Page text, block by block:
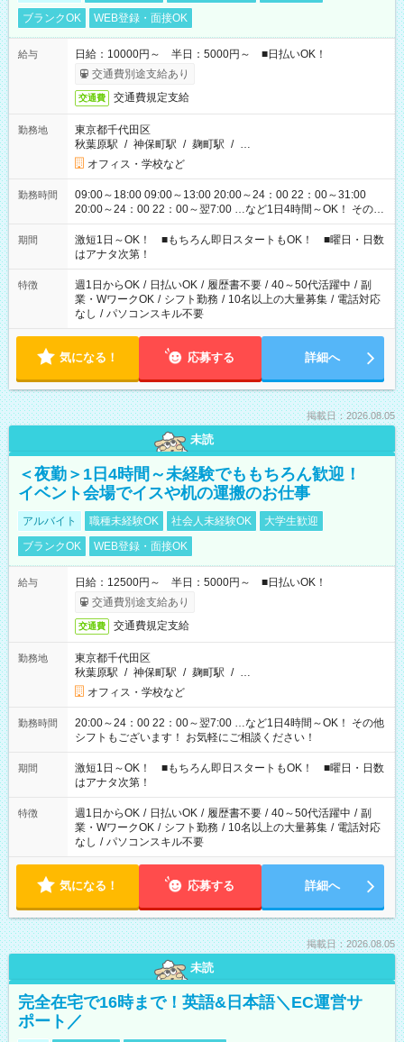
ブランクOK
WEB登録・面接OK
給与
日給：10000円～ 半日：5000円～ ■日払いOK！
交通費別途支給あり
交通費 交通費規定支給
勤務地
東京都千代田区
秋葉原駅 / 神保町駅 / 麹町駅 / …
オフィス・学校など
勤務時間
09:00～18:00 09:00～13:00 20:00～24：00 22：00～31:00
20:00～24：00 22：00～翌7:00 …など1日4時間～OK！ その他
シフトもございます！ お気軽にご相談ください！
期間
激短1日～OK！ ■もちろん即日スタートもOK！ ■曜日・日数
はアナタ次第！
特徴 週1日からOK / 日払いOK / 履歴書不要 / 40～50代活躍中 / 副
業・WワークOK / シフト勤務 / 10名以上の大量募集 / 電話対応
なし / パソコンスキル不要
気になる！ 応募する 詳細へ
掲載日：2026.08.05
未読
＜夜勤＞1日4時間～未経験でももちろん歓迎！
イベント会場でイスや机の運搬のお仕事
アルバイト 職種未経験OK 社会人未経験OK
大学生歓迎
ブランクOK
WEB登録・面接OK
給与
日給：12500円～ 半日：5000円～ ■日払いOK！
交通費別途支給あり
交通費 交通費規定支給
勤務地
東京都千代田区
秋葉原駅 / 神保町駅 / 麹町駅 / …
オフィス・学校など
勤務時間
20:00～24：00 22：00～翌7:00 …など1日4時間～OK！ その他
シフトもございます！ お気軽にご相談ください！
期間
激短1日～OK！ ■もちろん即日スタートもOK！ ■曜日・日数
はアナタ次第！
特徴 週1日からOK / 日払いOK / 履歴書不要 / 40～50代活躍中 / 副
業・WワークOK / シフト勤務 / 10名以上の大量募集 / 電話対応
なし / パソコンスキル不要
気になる！ 応募する 詳細へ
掲載日：2026.08.05
未読
完全在宅で16時まで！英語&日本語＼EC運営サ
ポート／